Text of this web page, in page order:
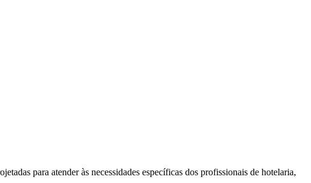
para atender às necessidades específicas dos profissionais de hotelaria,